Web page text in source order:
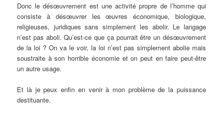
Donc le désœuvrement est une activité propre de l’homme qui
consiste à désœuvrer les œuvres économique, biologique,
religieuses, juridiques sans simplement les abolir. Le langage
n’est pas aboli. Qu’est-ce que ça pourrait être un désœuvrement
de la loi ? On va le voir, la loi n’est pas simplement abolie mais
soustraite à son horrible économie et on peut en faire peut-être
un autre usage.
Et là je peux enfin en venir à mon problème de la puissance
destituante.